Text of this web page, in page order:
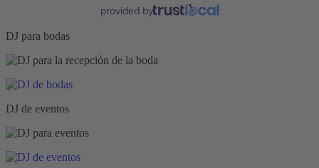
provided by
DJ para bodas
DJ de eventos